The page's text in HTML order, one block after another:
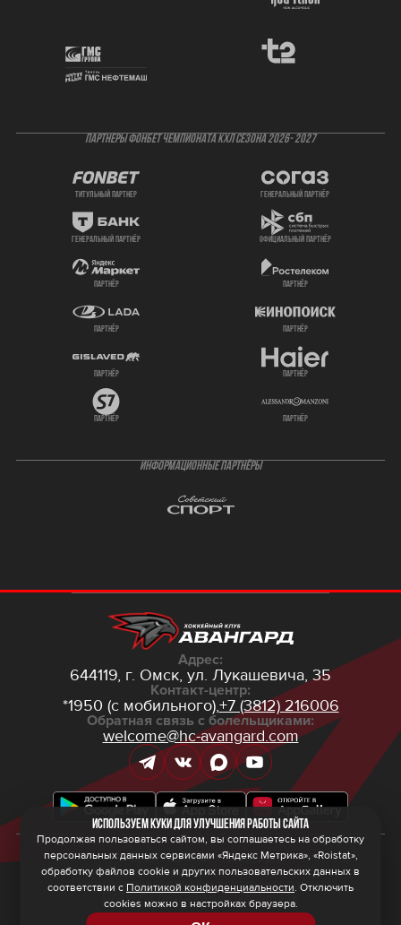
ПАРТНЕРЫ ФОНБЕТ ЧЕМПИОНАТА КХЛ СЕЗОНА 2026- 2027
титульный партнер генеральный партнёр
генеральный партнёр официальный партнёр
партнёр партнёр
партнёр партнёр
партнёр партнёр
партнёр партнёр
ИНФОРМАЦИОННЫЕ ПАРТНЁРЫ
Адрес:
644119, г. Омск, ул. Лукашевича, 35
Контакт-центр:
*1950 (с мобильного),+7 (3812) 216006
Обратная связь с болельщиками:
welcome@hc-avangard.com
© 2026 ООО ХК «Авангард»
Политика конфиденциальности
Политика обработки персональных данных
Правила программы лояльности
Используем куки для улучшения работы сайта
Продолжая пользоваться сайтом, вы соглашаетесь на обработку
персональных данных сервисами «Яндекс Метрика», «Roistat»,
обработку файлов cookie и других пользовательских данных в
соответствии с Политикой конфиденциальности. Отключить
cookies можно в настройках браузера.